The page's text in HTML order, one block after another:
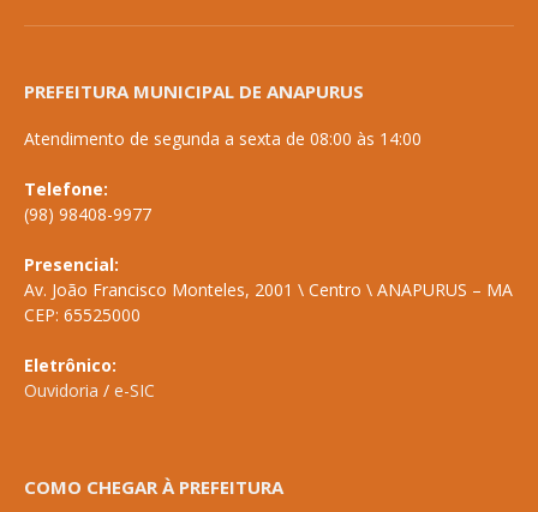
PREFEITURA MUNICIPAL DE ANAPURUS
Atendimento de segunda a sexta de 08:00 às 14:00
Telefone:
(98) 98408-9977
Presencial:
Av. João Francisco Monteles, 2001 \ Centro \ ANAPURUS – MA
CEP: 65525000
Eletrônico:
Ouvidoria / e-SIC
COMO CHEGAR À PREFEITURA